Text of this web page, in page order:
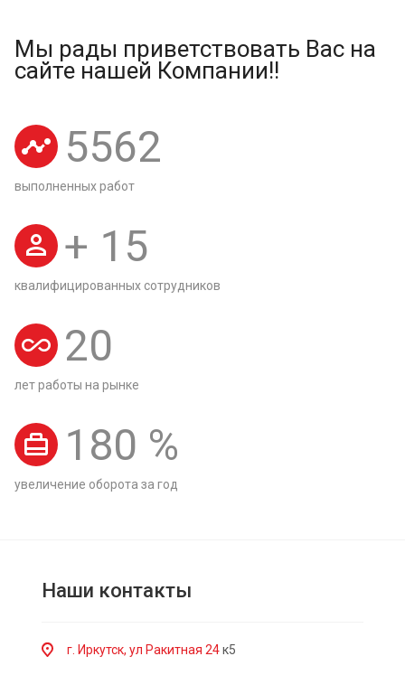
Мы рады приветствовать Вас на
сайте нашей Компании!!
5562
выполненных работ
+ 15
квалифицированных сотрудников
20
лет работы на рынке
180 %
увеличение оборота за год
Наши контакты
г. Иркутск, ул Ракитная 24к5